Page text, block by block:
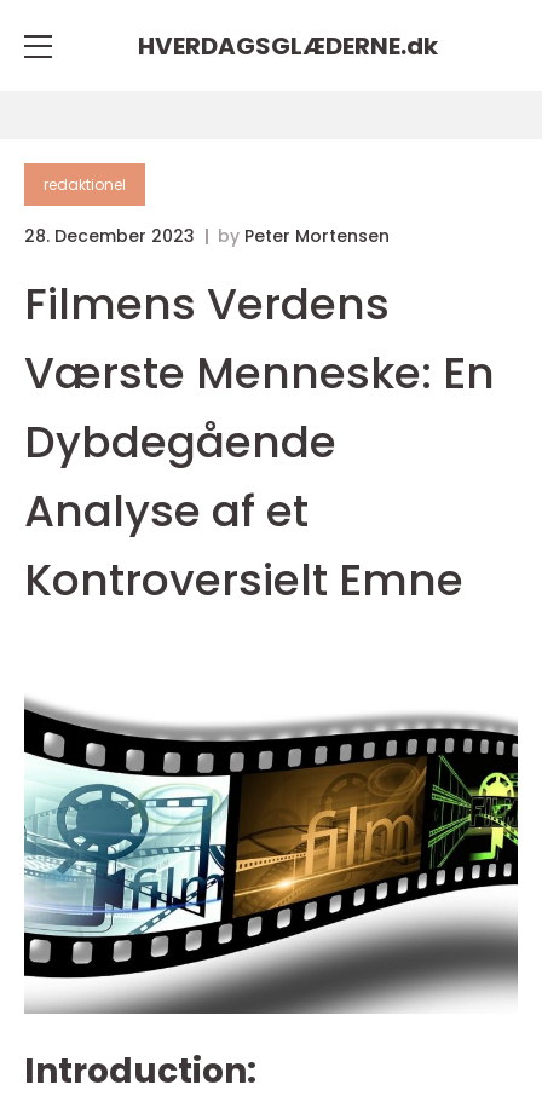
HVERDAGSGLÆDERNE.dk
redaktionel
28. December 2023 by Peter Mortensen
Filmens Verdens
Værste Menneske: En
Dybdegående
Analyse af et
Kontroversielt Emne
Introduction: